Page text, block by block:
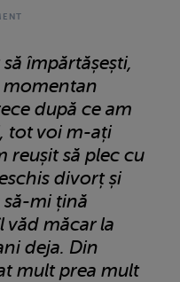
împărtășești,
momentan
după ce am
tot voi m-ați
reușit să plec cu
divorț și
mi țină
văd măcar la
deja. Din
mult prea mult